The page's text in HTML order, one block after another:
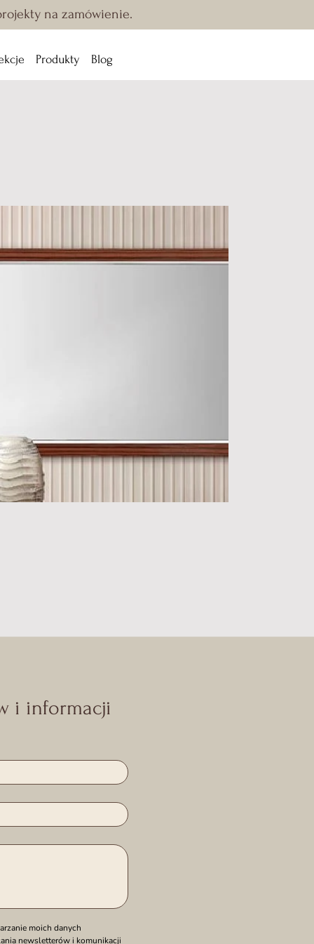
na zamówienie.
Produkty Blog
i informacji
moich danych
newsletterów i komunikacji